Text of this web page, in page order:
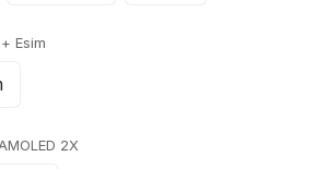
Esim
2X